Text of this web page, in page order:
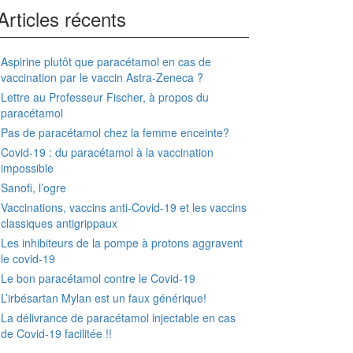
récents
Aspirine plutôt que paracétamol en cas de
vaccination par le vaccin Astra-Zeneca ?
Lettre au Professeur Fischer, à propos du
paracétamol
Pas de paracétamol chez la femme enceinte?
Covid-19 : du paracétamol à la vaccination
impossible
Sanofi, l’ogre
Vaccinations, vaccins anti-Covid-19 et les vaccins
classiques antigrippaux
Les inhibiteurs de la pompe à protons aggravent
le covid-19
Le bon paracétamol contre le Covid-19
L’irbésartan Mylan est un faux générique!
La délivrance de paracétamol injectable en cas
de Covid-19 facilitée !!